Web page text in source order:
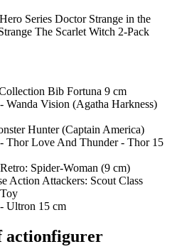
Series Doctor Strange in the
The Scarlet Witch 2-Pack
Bib Fortuna 9 cm
Wanda Vision (Agatha Harkness)
Hunter (Captain America)
Thor Love And Thunder - Thor 15
Spider-Woman (9 cm)
Action Attackers: Scout Class
Ultron 15 cm
actionfigurer